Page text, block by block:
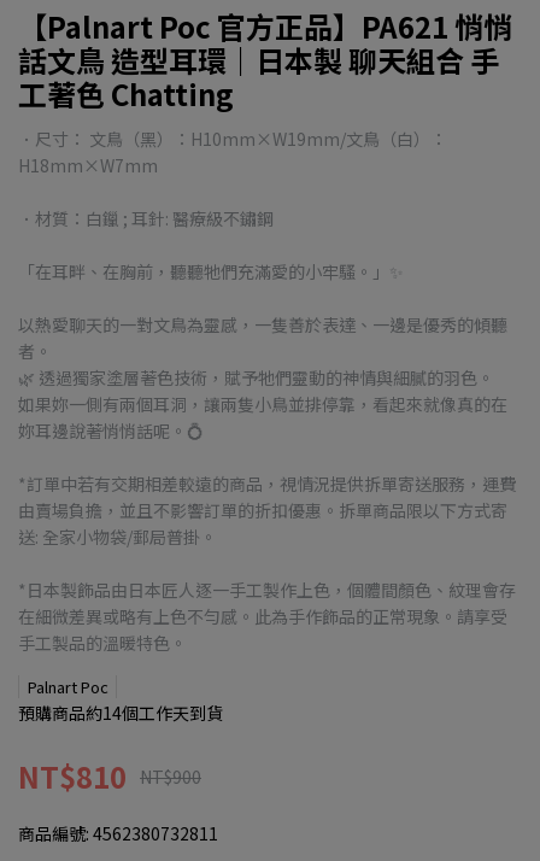
【Palnart Poc 官方正品】PA621 悄悄
話文鳥 造型耳環｜日本製 聊天組合 手
工著色 Chatting
．尺寸： 文鳥（黑）：H10mm×W19mm/文鳥（白）：
H18mm×W7mm
．材質：白鑞 ; 耳針: 醫療級不鏽鋼
「在耳畔、在胸前，聽聽牠們充滿愛的小牢騷。」✨
以熱愛聊天的一對文鳥為靈感，一隻善於表達、一邊是優秀的傾聽
者。
🌿 透過獨家塗層著色技術，賦予牠們靈動的神情與細膩的羽色。
如果妳一側有兩個耳洞，讓兩隻小鳥並排停靠，看起來就像真的在
妳耳邊說著悄悄話呢。💍
*訂單中若有交期相差較遠的商品，視情況提供拆單寄送服務，運費
由賣場負擔，並且不影響訂單的折扣優惠。拆單商品限以下方式寄
送: 全家小物袋/郵局普掛。
*日本製飾品由日本匠人逐一手工製作上色，個體間顏色、紋理會存
在細微差異或略有上色不勻感。此為手作飾品的正常現象。請享受
手工製品的溫暖特色。
Palnart Poc
預購商品約14個工作天到貨
NT$810 NT$900
商品編號: 4562380732811